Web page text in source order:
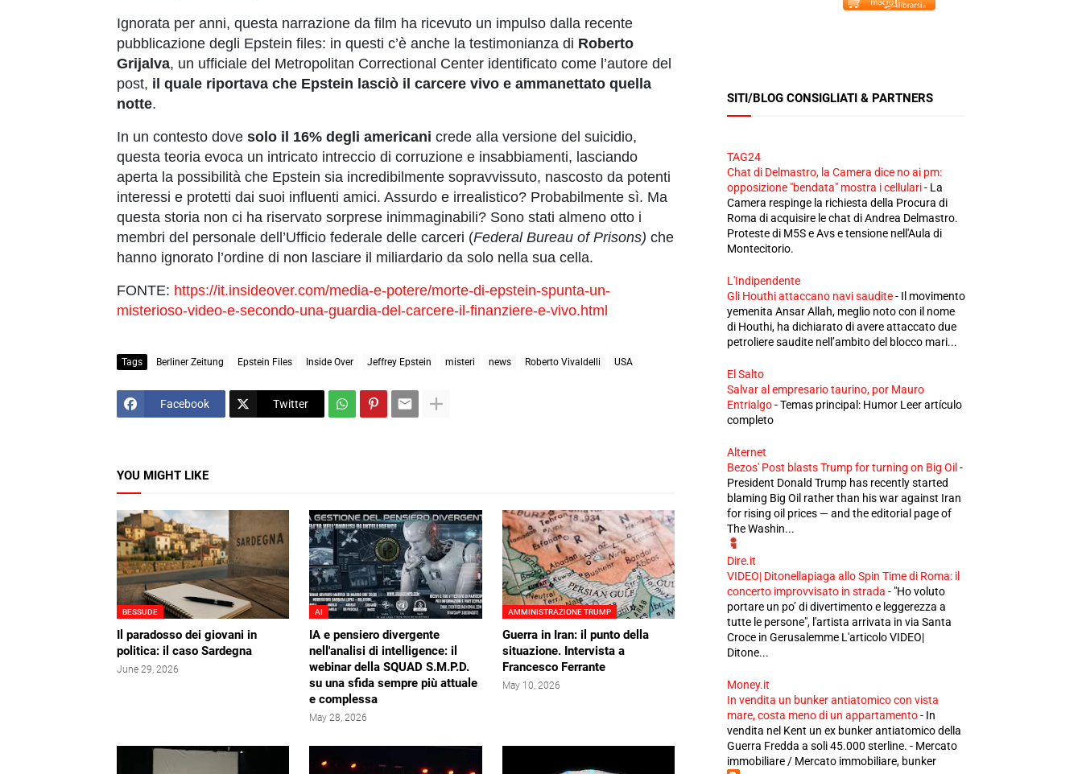
Ignorata per anni, questa narrazione da film ha ricevuto un impulso dalla recente
pubblicazione degli Epstein files: in questi c’è anche la testimonianza di Roberto
Grijalva, un ufficiale del Metropolitan Correctional Center identificato come l’autore del
post, il quale riportava che Epstein lasciò il carcere vivo e ammanettato quella
notte.
In un contesto dove solo il 16% degli americani crede alla versione del suicidio,
questa teoria evoca un intricato intreccio di corruzione e insabbiamenti, lasciando
aperta la possibilità che Epstein sia incredibilmente sopravvissuto, nascosto da potenti
interessi e protetti dai suoi influenti amici. Assurdo e irrealistico? Probabilmente sì. Ma
questa storia non ci ha riservato sorprese inimmaginabili? Sono stati almeno otto i
membri del personale dell’Ufficio federale delle carceri (Federal Bureau of Prisons) che
hanno ignorato l’ordine di non lasciare il miliardario da solo nella sua cella.
FONTE: https://it.insideover.com/media-e-potere/morte-di-epstein-spunta-un-
misterioso-video-e-secondo-una-guardia-del-carcere-il-finanziere-e-vivo.html
Tags Berliner Zeitung Epstein Files Inside Over Jeffrey Epstein misteri news Roberto Vivaldelli USA
Facebook Twitter
YOU MIGHT LIKE
BESSUDE
Il paradosso dei giovani in
politica: il caso Sardegna
June 29, 2026
AI
IA e pensiero divergente
nell'analisi di intelligence: il
webinar della SQUAD S.M.P.D.
su una sfida sempre più attuale
e complessa
May 28, 2026
AMMINISTRAZIONE TRUMP
Guerra in Iran: il punto della
situazione. Intervista a
Francesco Ferrante
May 10, 2026
SITI/BLOG CONSIGLIATI & PARTNERS
TAG24
Chat di Delmastro, la Camera dice no ai pm:
opposizione "bendata" mostra i cellulari- La
Camera respinge la richiesta della Procura di
Roma di acquisire le chat di Andrea Delmastro.
Proteste di M5S e Avs e tensione nell'Aula di
Montecitorio.
L'Indipendente
Gli Houthi attaccano navi saudite- Il movimento
yemenita Ansar Allah, meglio noto con il nome
di Houthi, ha dichiarato di avere attaccato due
petroliere saudite nell’ambito del blocco mari...
El Salto
Salvar al empresario taurino, por Mauro
Entrialgo-Temas principal: Humor Leer artículo
completo
Alternet
Bezos' Post blasts Trump for turning on Big Oil -
President Donald Trump has recently started
blaming Big Oil rather than his war against Iran
for rising oil prices — and the editorial page of
The Washin...
Dire.it
VIDEO| Ditonellapiaga allo Spin Time di Roma: il
concerto improvvisato in strada - "Ho voluto
portare un po’ di divertimento e leggerezza a
tutte le persone", l'artista arrivata in via Santa
Croce in Gerusalemme L'articolo VIDEO|
Ditone...
Money.it
In vendita un bunker antiatomico con vista
mare, costa meno di un appartamento- In
vendita nel Kent un ex bunker antiatomico della
Guerra Fredda a soli 45.000 sterline. - Mercato
immobiliare / Mercato immobiliare, bunker